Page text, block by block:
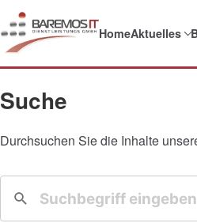
HomeAktuelles
Suche
Durchsuchen Sie die Inhalte